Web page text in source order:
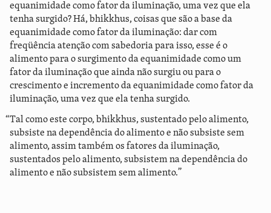
equanimidade como fator da iluminação, uma vez que ela
tenha surgido? Há, bhikkhus, coisas que são a base da
equanimidade como fator da iluminação: dar com
freqüência atenção com sabedoria para isso, esse é o
alimento para o surgimento da equanimidade como um
fator da iluminação que ainda não surgiu ou para o
crescimento e incremento da equanimidade como fator da
iluminação, uma vez que ela tenha surgido.
“Tal como este corpo, bhikkhus, sustentado pelo alimento,
subsiste na dependência do alimento e não subsiste sem
alimento, assim também os fatores da iluminação,
sustentados pelo alimento, subsistem na dependência do
alimento e não subsistem sem alimento.”